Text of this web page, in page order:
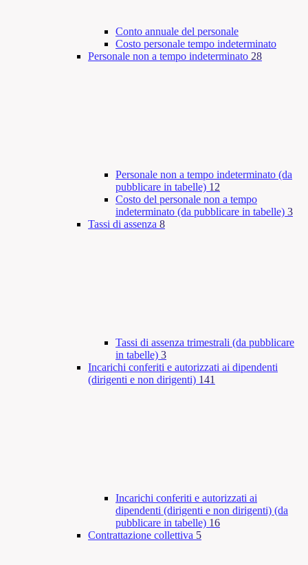
Conto annuale del personale
Costo personale tempo indeterminato
Personale non a tempo indeterminato 28
Personale non a tempo indeterminato (da
pubblicare in tabelle) 12
Costo del personale non a tempo
indeterminato (da pubblicare in tabelle) 3
Tassi di assenza 8
Tassi di assenza trimestrali (da pubblicare
in tabelle) 3
Incarichi conferiti e autorizzati ai dipendenti
(dirigenti e non dirigenti) 141
Incarichi conferiti e autorizzati ai
dipendenti (dirigenti e non dirigenti) (da
pubblicare in tabelle) 16
Contrattazione collettiva 5